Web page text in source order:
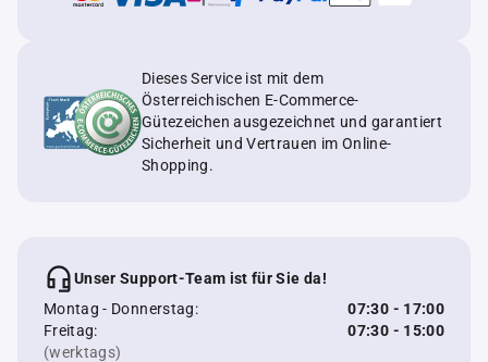
Dieses Service ist mit dem
Österreichischen E-Commerce-
Gütezeichen ausgezeichnet und garantiert
Sicherheit und Vertrauen im Online-
Shopping.
Unser Support-Team ist für Sie da!
Montag - Donnerstag:
07:30 - 17:00
Freitag:
07:30 - 15:00
(werktags)